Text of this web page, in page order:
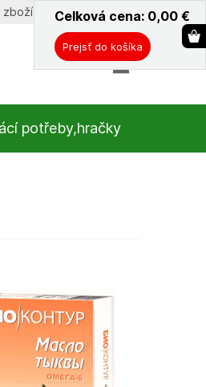
ˇ
Celková cena: 0,00 €
Prejsť do košíka
zboží
potřeby,hračky